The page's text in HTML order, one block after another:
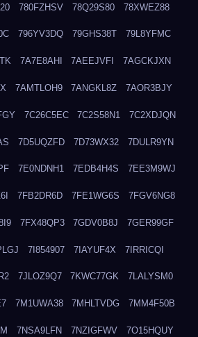
780FZHSV 78Q29S80 78XWEZ88
796YV3DQ 79GHS38T 79L8YFMC
7A7E8AHI 7AEEJVFI 7AGCKJXN
7AMTLOH9 7ANGKL8Z 7AOR3BJY
7C26C5EC 7C2S58N1 7C2XDJQN
7D5UQZFD 7D73WX32 7DULR9YN
7E0NDNH1 7EDB4H4S 7EE3M9WJ
7FB2DR6D 7FE1WG6S 7FGV6NG8
7FX48QP3 7GDV0B8J 7GER99GF
7I854907 7IAYUF4X 7IRRICQI
7JLOZ9Q7 7KWC77GK 7LALYSM0
7M1UWA38 7MHLTVDG 7MM4F50B
7NSA9LFN 7NZIGFWV 7O15HQUY